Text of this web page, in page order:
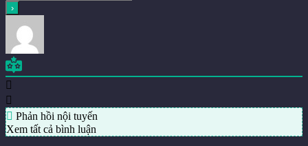
Phản hồi nội tuyến
Xem tất cả bình luận